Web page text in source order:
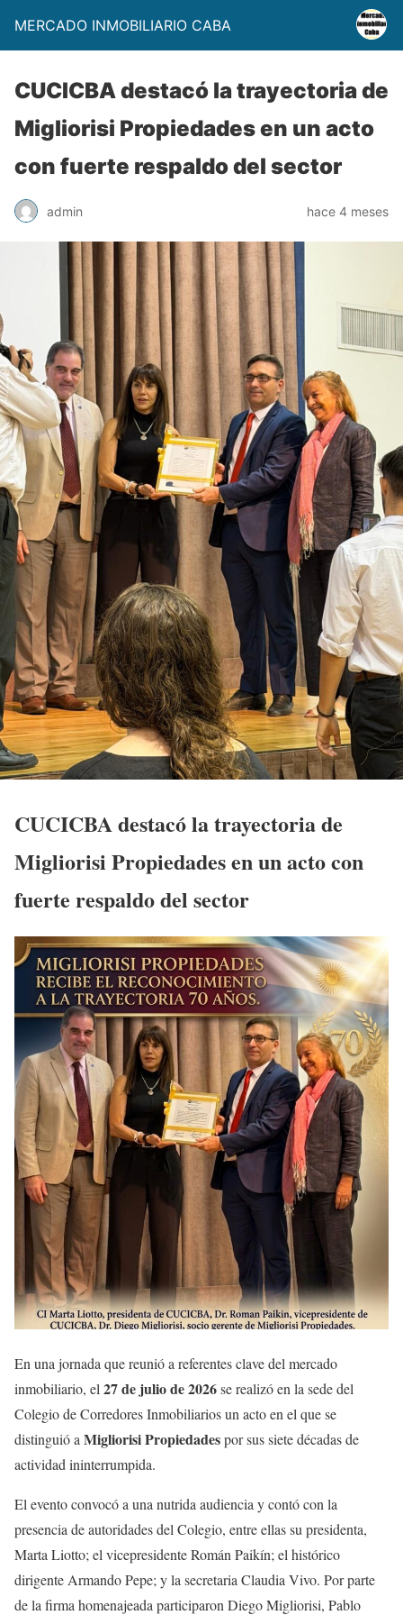
MERCADO INMOBILIARIO CABA
CUCICBA destacó la trayectoria de
Migliorisi Propiedades en un acto
con fuerte respaldo del sector
admin hace 4 meses
CUCICBA destacó la trayectoria de
Migliorisi Propiedades en un acto con
fuerte respaldo del sector
En una jornada que reunió a referentes clave del mercado
inmobiliario, el 27 de julio de 2026se realizó en la sede del
Colegio de Corredores Inmobiliarios un acto en el que se
distinguió a Migliorisi Propiedadespor sus siete décadas de
actividad ininterrumpida.
El evento convocó a una nutrida audiencia y contó con la
presencia de autoridades del Colegio, entre ellas su presidenta,
Marta Liotto; el vicepresidente Román Paikín; el histórico
dirigente Armando Pepe; y la secretaria Claudia Vivo. Por parte
de la firma homenajeada participaron Diego Migliorisi, Pablo